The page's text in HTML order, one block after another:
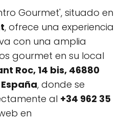
Gourmet', situado en
, ofrece una experiencia
con una amplia
gourmet en su local
Roc, 14 bis, 46880
, donde se
al +34 962 35
en